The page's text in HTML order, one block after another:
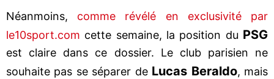
Néanmoins, comme révélé en exclusivité par
le10sport.com cette semaine, la position du PSG
est claire dans ce dossier. Le club parisien ne
souhaite pas se séparer de Lucas Beraldo, mais